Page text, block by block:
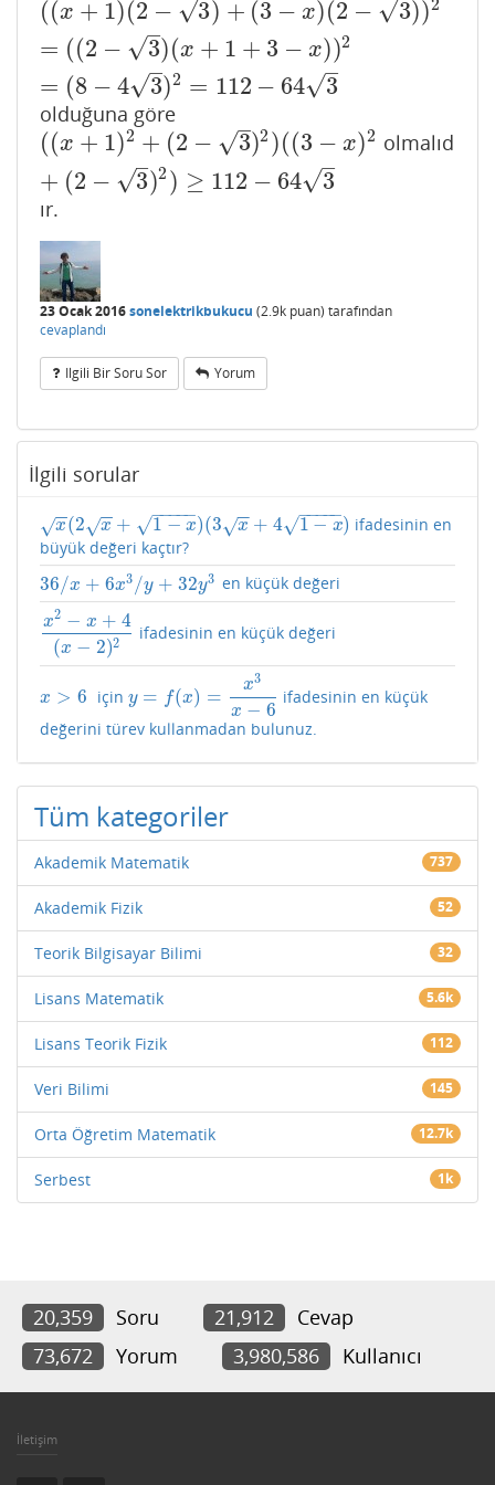
((x + 1)(2 − 3
√ ) + (3 − x)(2 − 3
√ ))
= ((2 − 3
–
√ )(x + 1 + 3 − x))2
= (8 − 4 3
–
√ )2 = 112 − 64 3
–
√
(( x+1)(2 −3)+( 3− x)(2−3 ))2 =((2−3)(x+1+3− x))2=(8
olduğuna göre
((x + 1)2 + (2 − 3
–
√ )2 )((3 − x)2
+ (2 − 3
–
√ )2 ) ≥ 112 − 64 3
–
√
(( x+1)2 +(2− 3)2 )((3 −x )2+(2− 3)2)≥ 112−64 3
olmalıd
ır.
23 Ocak 2016sonelektrikbukucu (2.9k puan) tarafından
cevaplandı
Ilgili Bir Soru Sor Yorum
İlgili sorular
x
−
−
√ (2 x
−
−
√ + 1 − x
− −
−−−
√ )(3 x
−
−
√ + 4 1 − x
− −
−−−
√ )
x(2x+1−x)(3x+ 41− x)
ifadesinin en
büyük değeri kaçtır?
36/x + 6x3 /y + 32y3
36/x+ 6x3 /y+32y3 en küçük değeri
x2 − x + 4
(x − 2)2
x2−x+4(x−2)2 ifadesinin en küçük değeri
x > 6
x> 6 için y = f(x) = x3
x − 6
y=f(x =x3x −6
ifadesinin en küçük
değerini türev kullanmadan bulunuz.
Tüm kategoriler
Akademik Matematik 737
Akademik Fizik 52
Teorik Bilgisayar Bilimi 32
Lisans Matematik 5.6k
Lisans Teorik Fizik 112
Veri Bilimi 145
Orta Öğretim Matematik 12.7k
Serbest 1k
20,359 Soru 21,912
Cevap
73,672
Yorum 3,980,586 Kullanıcı
İletişim